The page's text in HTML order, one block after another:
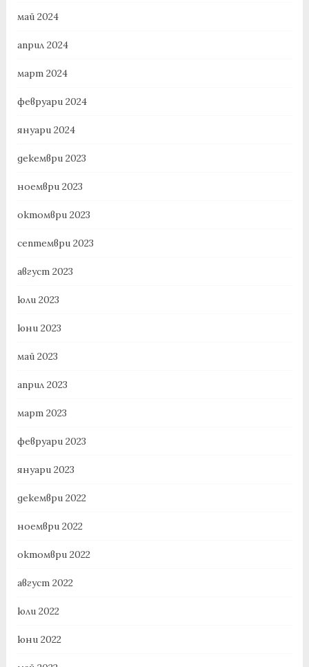
май 2024
април 2024
март 2024
февруари 2024
януари 2024
декември 2023
ноември 2023
октомври 2023
септември 2023
август 2023
юли 2023
юни 2023
май 2023
април 2023
март 2023
февруари 2023
януари 2023
декември 2022
ноември 2022
октомври 2022
август 2022
юли 2022
юни 2022